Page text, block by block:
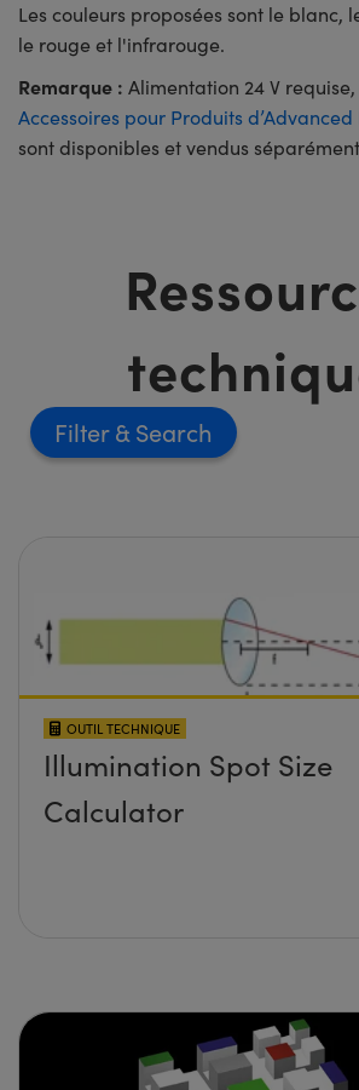
Les couleurs proposées sont le blanc,
le rouge et l'infrarouge.
Remarque : Alimentation 24 V requise,
Accessoires pour Produits
sont disponibles et vendus
Filter
OUTIL TECHNIQUE
Illumination Spot Size
Calculator